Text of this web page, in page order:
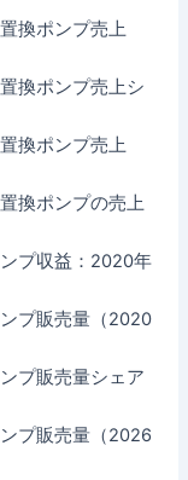
換ポンプ売上
換ポンプ売上シ
換ポンプ売上
換ポンプの売上
プ収益：2020年
プ販売量（2020
プ販売量シェア
プ販売量（2026